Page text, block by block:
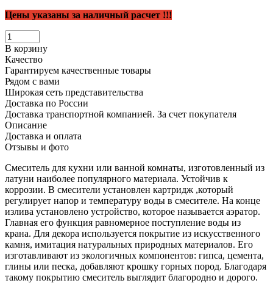
Цены указаны за наличный расчет !!!
В корзину
Качество
Гарантируем качественные товары
Рядом с вами
Широкая сеть представительства
Доставка по России
Доставка транспортной компанией. За счет покупателя
Описание
Доставка и оплата
Отзывы и фото
Смеситель для кухни или ванной комнаты, изготовленный из
латуни наиболее популярного материала. Устойчив к
коррозии. В смесители установлен картридж ,который
регулирует напор и температуру воды в смесителе. На конце
излива установлено устройство, которое называется аэратор.
Главная его функция равномерное поступление воды из
крана. Для декора используется покрытие из искусственного
камня, имитация натуральных природных материалов. Его
изготавливают из экологичных компонентов: гипса, цемента,
глины или песка, добавляют крошку горных пород. Благодаря
такому покрытию смеситель выглядит благородно и дорого.